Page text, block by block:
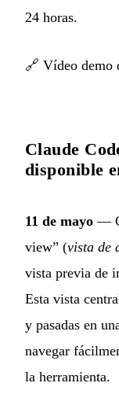
24 horas.
🔗 Vídeo demo
Claude
disponible
11 de mayo —
view” (vista de
vista previa de
Esta vista
y pasadas en
navegar
la herramienta.